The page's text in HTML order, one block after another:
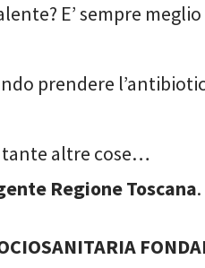
E’ sempre
prendere
tante altre cose…
Regione Toscana.